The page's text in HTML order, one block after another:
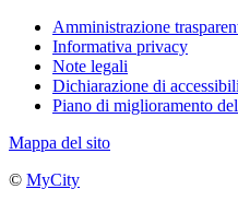
Amministrazione
Informativa privacy
Note legali
Dichiarazione di
Piano di miglioramento
Mappa del sito
© MyCity